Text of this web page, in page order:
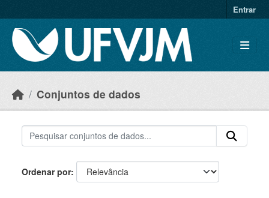
Entrar
Conjuntos de dados
Ordenar por